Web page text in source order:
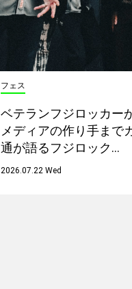
フェス
ベテランフジロッカー
メディアの作り手まで
通が語るフジロック…
2026.07.22 Wed